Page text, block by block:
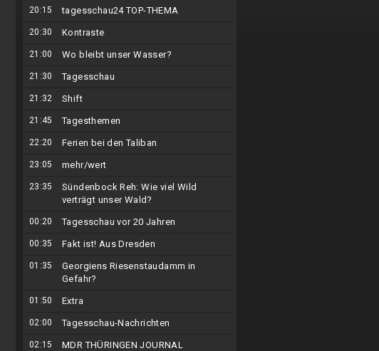
20:15 tagesschau24 TOP-THEMA
20:30 Kontraste
21:00 Wo bleibt unser Wasser?
21:30 Tagesschau
21:32 Shift
21:45 Tagesthemen
22:20 Ferien bei den Taliban
23:05 mehr/wert
23:35
Sündenbock Reh: Wie viel Wild
verträgt unser Wald?
00:20 Tagesschau vor 20 Jahren
00:35 Fakt ist! Aus Dresden
01:35
Georgiens Riesenstaudamm in
Gefahr?
01:50 Extra
02:00 Tagesschau-Nachrichten
02:15 MDR THÜRINGEN JOURNAL